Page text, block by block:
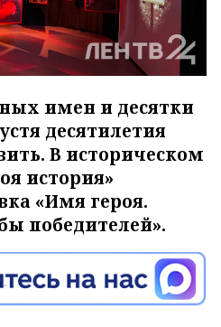
имен и десятки
десятилетия
В историческом
история»
«Имя героя.
победителей».